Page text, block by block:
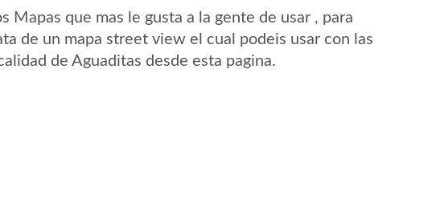
Mapas que mas le gusta a la gente de usar , para
de un mapa street view el cual podeis usar con las
de Aguaditas desde esta pagina.